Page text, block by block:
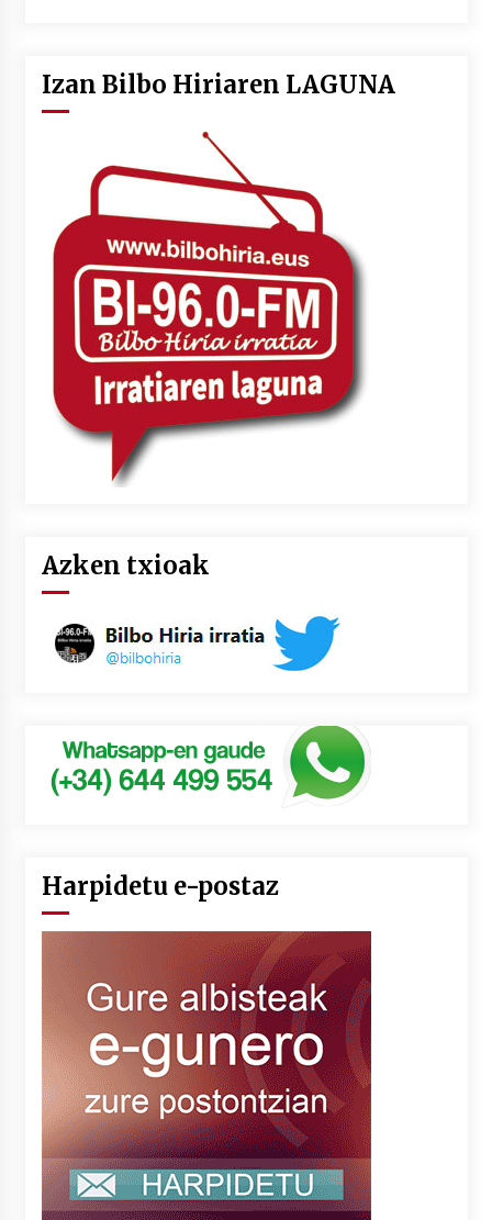
Izan Bilbo Hiriaren LAGUNA
Azken txioak
Harpidetu e-postaz